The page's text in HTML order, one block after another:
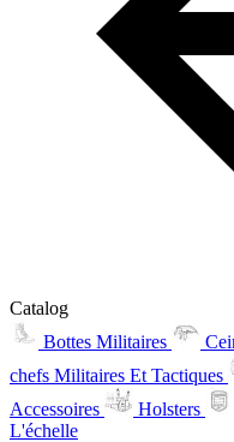
Catalog
Bottes Militaires
chefs Militaires Et Tactiques
Accessoires
Holsters
L'échelle